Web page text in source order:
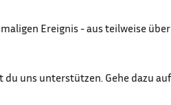
Ereignis - aus teilweise über
du uns unterstützen. Gehe dazu auf